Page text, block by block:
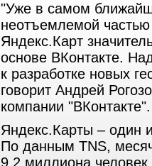
"Уже в самом
неотъемлемой
Яндекс.Карт
основе ВКонтакте.
к разработке новых
говорит Андрей
компании "ВКонтакте".
Яндекс.Карты – один
По данным TNS,
9,2 миллиона